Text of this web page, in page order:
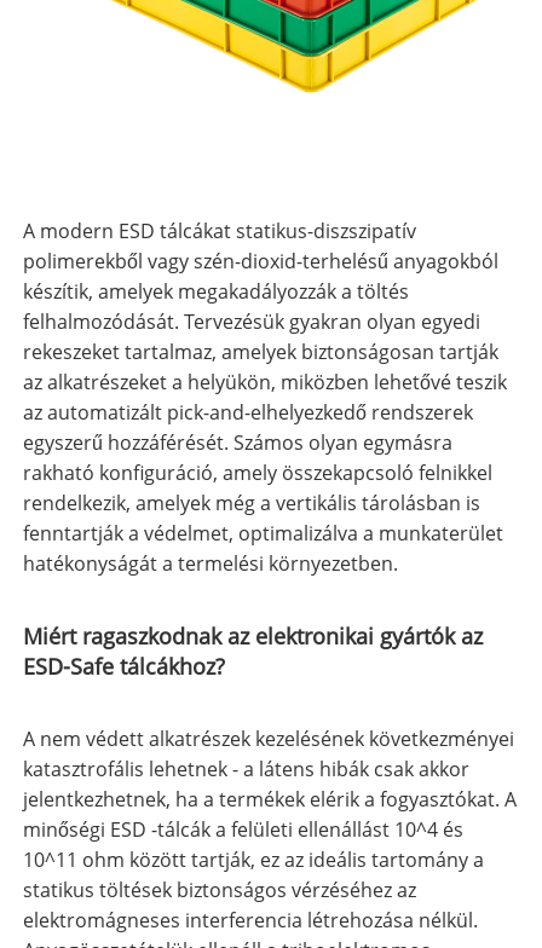
A modern ESD tálcákat statikus-diszszipatív
polimerekből vagy szén-dioxid-terhelésű anyagokból
készítik, amelyek megakadályozzák a töltés
felhalmozódását. Tervezésük gyakran olyan egyedi
rekeszeket tartalmaz, amelyek biztonságosan tartják
az alkatrészeket a helyükön, miközben lehetővé teszik
az automatizált pick-and-elhelyezkedő rendszerek
egyszerű hozzáférését. Számos olyan egymásra
rakható konfiguráció, amely összekapcsoló felnikkel
rendelkezik, amelyek még a vertikális tárolásban is
fenntartják a védelmet, optimalizálva a munkaterület
hatékonyságát a termelési környezetben.
Miért ragaszkodnak az elektronikai gyártók az
ESD-Safe tálcákhoz?
A nem védett alkatrészek kezelésének következményei
katasztrofális lehetnek - a látens hibák csak akkor
jelentkezhetnek, ha a termékek elérik a fogyasztókat. A
minőségi ESD -tálcák a felületi ellenállást 10^4 és
10^11 ohm között tartják, ez az ideális tartomány a
statikus töltések biztonságos vérzéséhez az
elektromágneses interferencia létrehozása nélkül.